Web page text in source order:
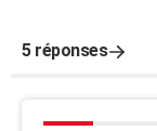
5 réponses